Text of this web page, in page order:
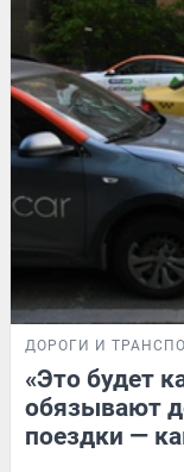
ДОРОГИ И
«Это будет
обязывают
поездки —